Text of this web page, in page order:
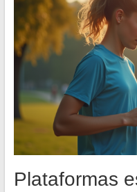
Plataformas